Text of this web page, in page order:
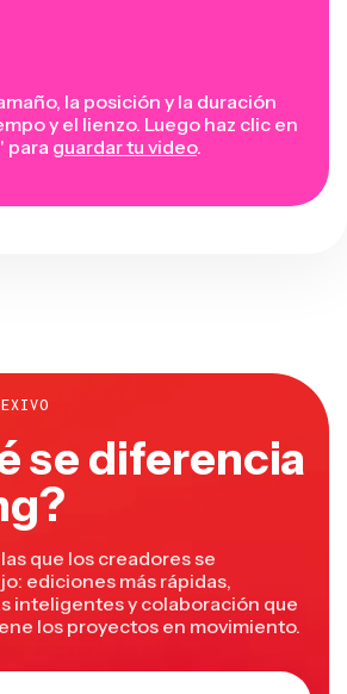
la posición y la duración
y el lienzo. Luego haz clic en
para guardar tu video.
se diferencia
que los creadores se
ediciones más rápidas,
inteligentes y colaboración que
los proyectos en movimiento.